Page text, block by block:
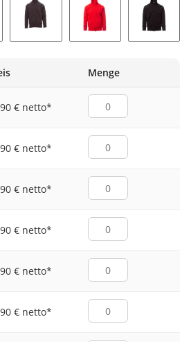
Menge
€ netto*
€ netto*
€ netto*
€ netto*
€ netto*
€ netto*